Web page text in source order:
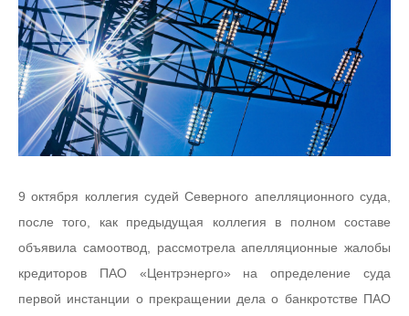
9 октября коллегия судей Северного апелляционного суда,
после того, как предыдущая коллегия в полном составе
объявила самоотвод, рассмотрела апелляционные жалобы
кредиторов ПАО «Центрэнерго» на определение суда
первой инстанции о прекращении дела о банкротстве ПАО